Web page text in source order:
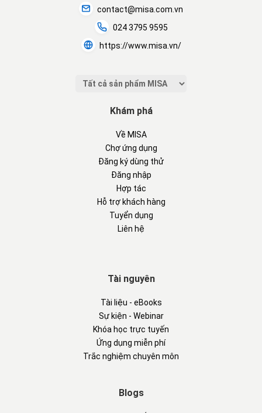
contact@misa.com.vn
024 3795 9595
https://www.misa.vn/
Khám phá
Về MISA
Chợ ứng dụng
Đăng ký dùng thử
Đăng nhập
Hợp tác
Hỗ trợ khách hàng
Tuyển dụng
Liên hệ
Tài nguyên
Tài liệu - eBooks
Sự kiện - Webinar
Khóa học trực tuyến
Ứng dụng miễn phí
Trắc nghiệm chuyên môn
Blogs